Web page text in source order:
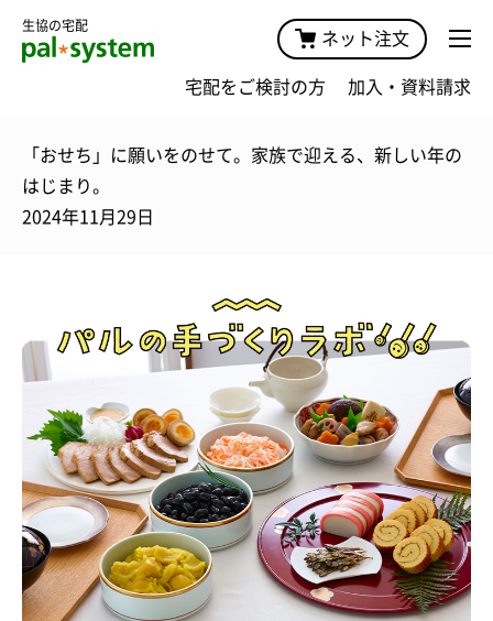
生協の宅配
ネット注文
宅配をご検討の方 加入・資料請求
「おせち」に願いをのせて。家族で迎える、新しい年の
はじまり。
2024年11月29日